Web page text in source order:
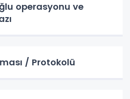
operasyonu ve
/ Protokolü